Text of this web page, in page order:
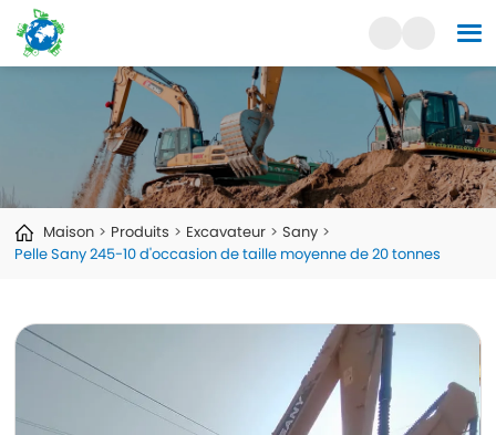
Maison Produits Excavateur
Sany
Pelle Sany 245-10 d'occasion de taille moyenne de 20 tonnes